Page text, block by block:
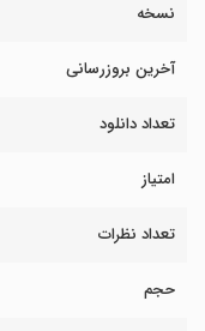
نسخه
آخرین بروزرسانی
تعداد دانلود
امتیاز
تعداد نظرات
حجم